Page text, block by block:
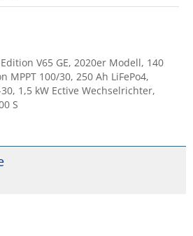
V65 GE, 2020er Modell, 140
MPPT 100/30, 250 Ah LiFePo4,
1,5 kW Ective Wechselrichter,
S